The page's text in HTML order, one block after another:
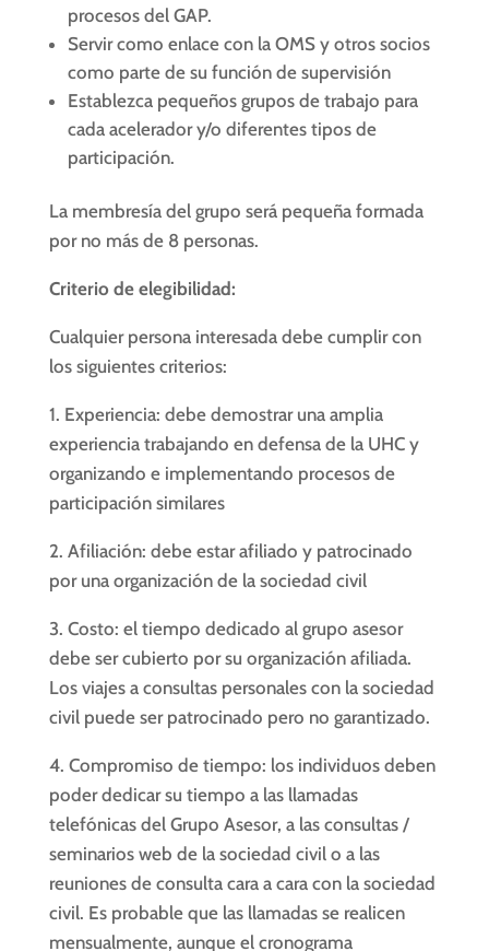
procesos del GAP.
Servir como enlace con la OMS y otros socios
como parte de su función de supervisión
Establezca pequeños grupos de trabajo para
cada acelerador y/o diferentes tipos de
participación.
La membresía del grupo será pequeña formada
por no más de 8 personas.
Criterio de elegibilidad:
Cualquier persona interesada debe cumplir con
los siguientes criterios:
1. Experiencia: debe demostrar una amplia
experiencia trabajando en defensa de la UHC y
organizando e implementando procesos de
participación similares
2. Afiliación: debe estar afiliado y patrocinado
por una organización de la sociedad civil
3. Costo: el tiempo dedicado al grupo asesor
debe ser cubierto por su organización afiliada.
Los viajes a consultas personales con la sociedad
civil puede ser patrocinado pero no garantizado.
4. Compromiso de tiempo: los individuos deben
poder dedicar su tiempo a las llamadas
telefónicas del Grupo Asesor, a las consultas /
seminarios web de la sociedad civil o a las
reuniones de consulta cara a cara con la sociedad
civil. Es probable que las llamadas se realicen
mensualmente, aunque el cronograma